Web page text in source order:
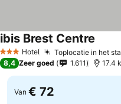
3 SterrenHotel Toplocatie in het
ibis Brest Centre
8,4 Zeer goed 1.611 17.4
Van € 72